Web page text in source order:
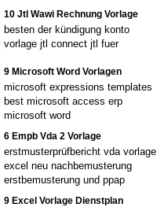
10 Jtl Wawi Rechnung Vorlage
besten der kündigung konto
vorlage jtl connect jtl fuer
9 Microsoft Word Vorlagen
microsoft expressions templates
best microsoft access erp
microsoft word
6 Empb Vda 2 Vorlage
erstmusterprüfbericht vda vorlage
excel neu nachbemusterung
erstbemusterung und ppap
9 Excel Vorlage Dienstplan